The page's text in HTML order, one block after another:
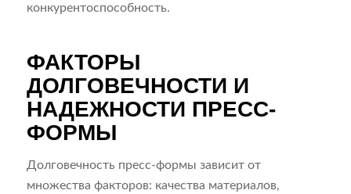
конкурентоспособность.
ФАКТОРЫ
ДОЛГОВЕЧНОСТИ И
НАДЕЖНОСТИ ПРЕСС-
ФОРМЫ
Долговечность пресс-формы зависит от
множества факторов: качества материалов,